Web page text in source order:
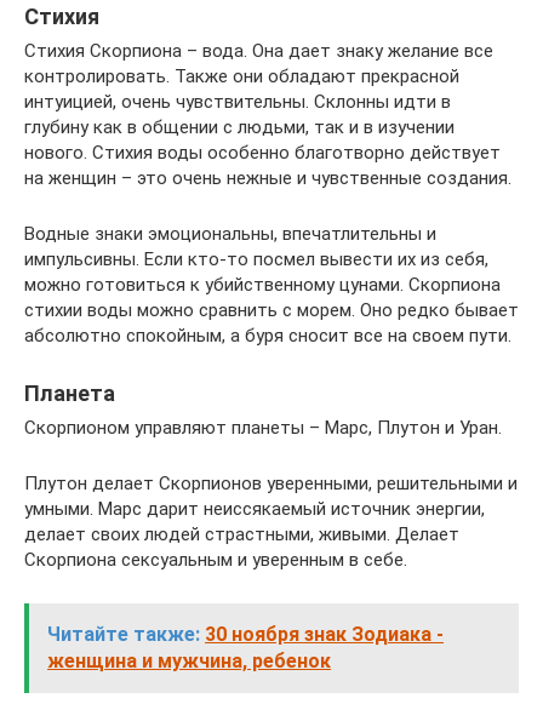
Стихия
Стихия Скорпиона – вода. Она дает знаку желание все
контролировать. Также они обладают прекрасной
интуицией, очень чувствительны. Склонны идти в
глубину как в общении с людьми, так и в изучении
нового. Стихия воды особенно благотворно действует
на женщин – это очень нежные и чувственные создания.
Водные знаки эмоциональны, впечатлительны и
импульсивны. Если кто-то посмел вывести их из себя,
можно готовиться к убийственному цунами. Скорпиона
стихии воды можно сравнить с морем. Оно редко бывает
абсолютно спокойным, а буря сносит все на своем пути.
Планета
Скорпионом управляют планеты – Марс, Плутон и Уран.
Плутон делает Скорпионов уверенными, решительными и
умными. Марс дарит неиссякаемый источник энергии,
делает своих людей страстными, живыми. Делает
Скорпиона сексуальным и уверенным в себе.
Читайте также: 30 ноября знак Зодиака -
женщина и мужчина, ребенок